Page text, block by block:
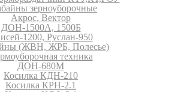
зерноуборочные
Акрос, Вектор
ДОН-1500А, 1500Б
1200, Руслан-950
(ЖВН, ЖРБ, Полесье)
техника
ДОН-680М
Косилка КДН-210
Косилка КРН-2.1